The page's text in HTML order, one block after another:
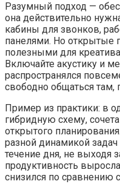
Разумный подход —
она действительно
кабины для звонков,
панелями. Но открытые
полезными для
Включайте акустику и
распространялся
свободно общаться там,
Пример из практики: в
гибридную схему,
открытого
разной динамикой
течение дня, не выходя
продуктивность
снизился по